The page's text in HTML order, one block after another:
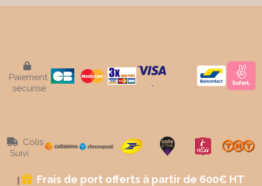

Paiement
sécurisé

Colis
Suivi
 Frais de port offerts à partir de 600€ HT